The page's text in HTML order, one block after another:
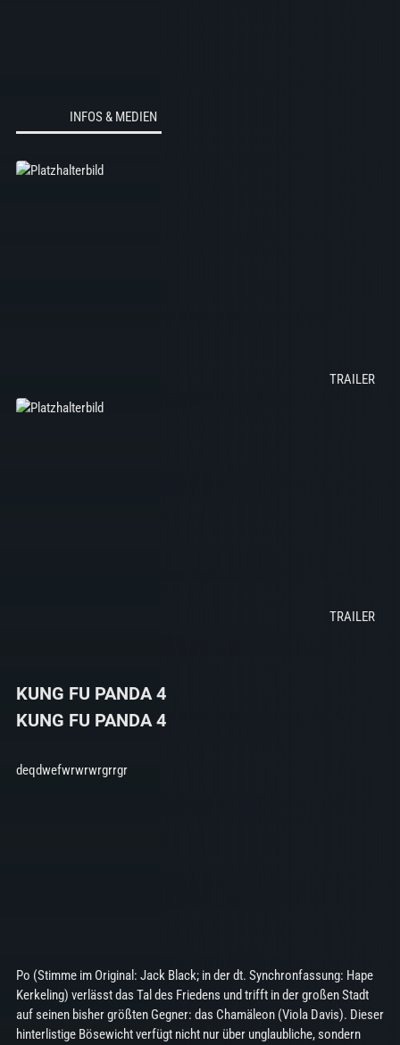
INFOS & MEDIEN
KUNG FU PANDA 4
KUNG FU PANDA 4
deqdwefwrwrwrgrrgr
Po (Stimme im Original: Jack Black; in der dt. Synchronfassung: Hape
Kerkeling) verlässt das Tal des Friedens und trifft in der großen Stadt
auf seinen bisher größten Gegner: das Chamäleon (Viola Davis). Dieser
hinterlistige Bösewicht verfügt nicht nur über unglaubliche, sondern